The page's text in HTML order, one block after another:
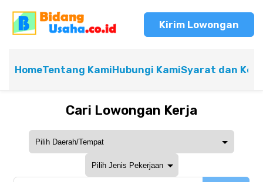
Kirim Lowongan
HomeTentang KamiHubungi KamiSyarat dan
Cari Lowongan Kerja